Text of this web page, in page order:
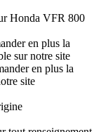
Honda VFR 800
en plus la
sur notre site
en plus la
site